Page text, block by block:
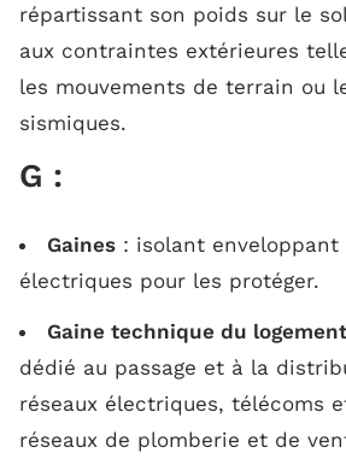
répartissant son poids sur le
aux contraintes extérieures
les mouvements de terrain ou
sismiques.
G :
Gaines : isolant enveloppant
électriques pour les protéger.
Gaine technique du
dédié au passage et à la
réseaux électriques, télécoms
réseaux de plomberie et de